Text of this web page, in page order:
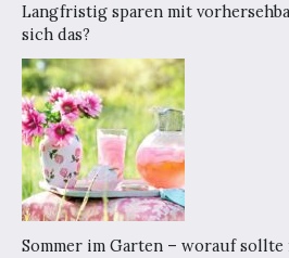
Langfristig sparen mit
sich das?
Sommer im Garten – worauf sollte